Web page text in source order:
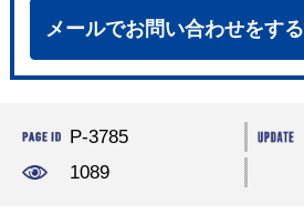
メールでお問い合わせをする
P-3785
1089